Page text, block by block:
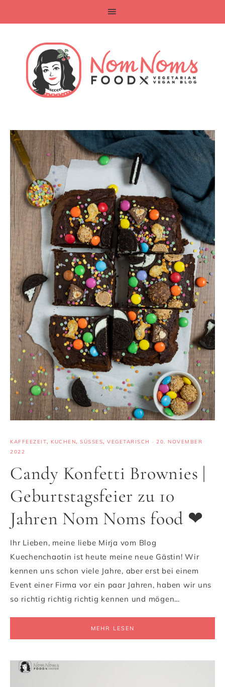
KAFFEEZEIT, KUCHEN, SÜSSES , VEGETARISCH · 20. NOVEMBER
2022
Candy Konfetti Brownies |
Geburtstagsfeier zu 10
Jahren Nom Noms food ❤
Ihr Lieben, meine liebe Mirja vom Blog
Kuechenchaotin ist heute meine neue Gästin! Wir
kennen uns schon viele Jahre, aber erst bei einem
Event einer Firma vor ein paar Jahren, haben wir uns
so richtig richtig richtig kennen und mögen…
MEHR LESEN